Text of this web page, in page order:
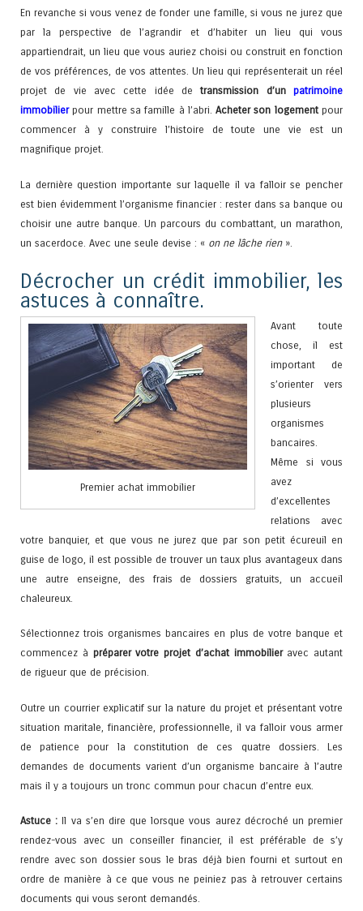
En revanche si vous venez de fonder une famille, si vous ne jurez que
par la perspective de l’agrandir et d’habiter un lieu qui vous
appartiendrait, un lieu que vous auriez choisi ou construit en fonction
de vos préférences, de vos attentes. Un lieu qui représenterait un réel
projet de vie avec cette idée detransmission d’unpatrimoine
immobilierpour mettre sa famille à l’abri.Acheter son logementpour
commencer à y construire l’histoire de toute une vie est un
magnifique projet.
La dernière question importante sur laquelle il va falloir se pencher
est bien évidemment l’organisme financier : rester dans sa banque ou
choisir une autre banque. Un parcours du combattant, un marathon,
un sacerdoce. Avec une seule devise : « on ne lâche rien».
Décrocher un crédit immobilier, les
astuces à connaître.
Premier achat immobilier
Avant toute
chose, il est
important de
s’orienter vers
plusieurs
organismes
bancaires.
Même si vous
avez
d’excellentes
relations avec
votre banquier, et que vous ne jurez que par son petit écureuil en
guise de logo, il est possible de trouver un taux plus avantageux dans
une autre enseigne, des frais de dossiers gratuits, un accueil
chaleureux.
Sélectionnez trois organismes bancaires en plus de votre banque et
commencez à préparer votre projet d’achat immobilieravec autant
de rigueur que de précision.
Outre un courrier explicatif sur la nature du projet et présentant votre
situation maritale, financière, professionnelle, il va falloir vous armer
de patience pour la constitution de ces quatre dossiers. Les
demandes de documents varient d’un organisme bancaire à l’autre
mais il y a toujours un tronc commun pour chacun d’entre eux.
Astuce : Il va s’en dire que lorsque vous aurez décroché un premier
rendez-vous avec un conseiller financier, il est préférable de s’y
rendre avec son dossier sous le bras déjà bien fourni et surtout en
ordre de manière à ce que vous ne peiniez pas à retrouver certains
documents qui vous seront demandés.